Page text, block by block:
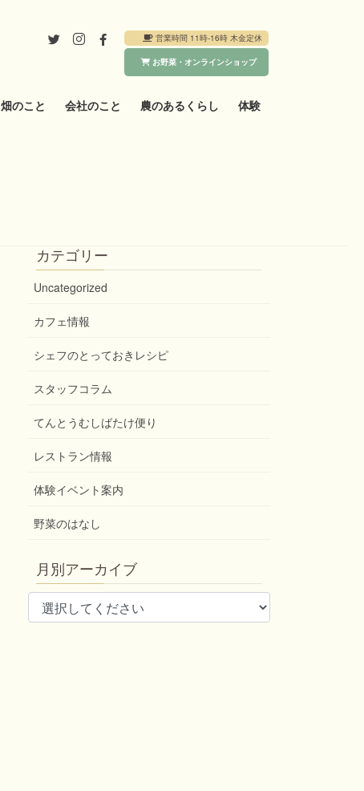
営業時間 11時-16時 木金定休
お野菜・オンラインショップ
畑のこと 会社のこと 農のあるくらし 体験
カテゴリー
Uncategorized
カフェ情報
シェフのとっておきレシピ
スタッフコラム
てんとうむしばたけ便り
レストラン情報
体験イベント案内
野菜のはなし
月別アーカイブ